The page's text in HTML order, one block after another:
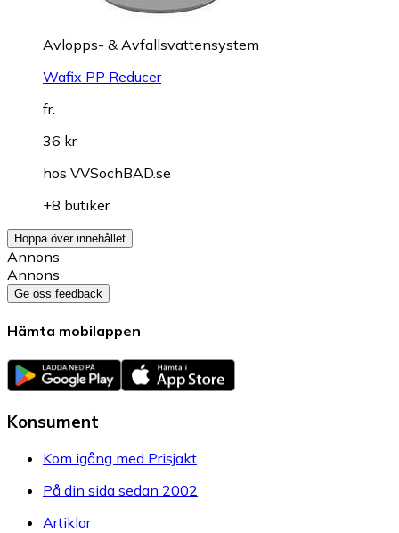
Avlopps- & Avfallsvattensystem
Wafix PP Reducer
fr.
36 kr
hos VVSochBAD.se
+8 butiker
Hoppa över innehållet
Annons
Annons
Ge oss feedback
Hämta mobilappen
Konsument
Kom igång med Prisjakt
På din sida sedan 2002
Artiklar